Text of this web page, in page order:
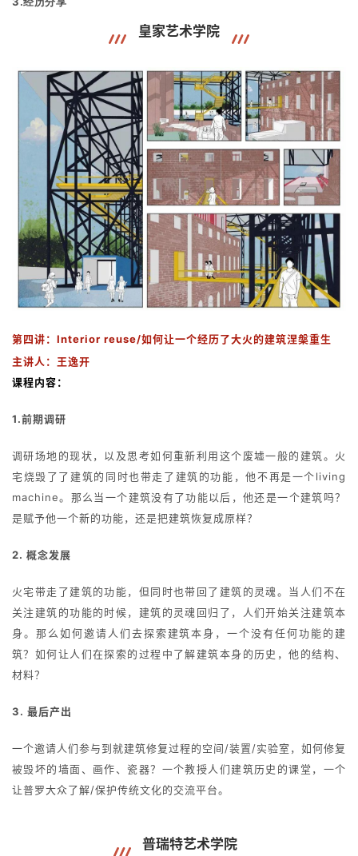
专
极
速
工
作
流
皇家艺术学院
第四讲： Interior reuse/如何让一个经历了大火的建筑涅槃重生
主讲人： 王逸开
课程内容：
1.前期调研
调研场地的现状，以及思考如何重新利用这个废墟一般的建筑。火
宅烧毁了了建筑的同时也带走了建筑的功能，他不再是一个living
machine。那么当一个建筑没有了功能以后，他还是一个建筑吗？
是赋予他一个新的功能，还是把建筑恢复成原样？
2. 概念发展
火宅带走了建筑的功能，但同时也带回了建筑的灵魂。当人们不在
关注建筑的功能的时候，建筑的灵魂回归了，人们开始关注建筑本
身。那么如何邀请人们去探索建筑本身，一个没有任何功能的建
筑？如何让人们在探索的过程中了解建筑本身的历史，他的结构、
材料？
3. 最后产出
一个邀请人们参与到就建筑修复过程的空间/装置/实验室，如何修复
被毁坏的墙面、画作、瓷器？一个教授人们建筑历史的课堂，一个
让普罗大众了解/保护传统文化的交流平台。
普瑞特艺术学院